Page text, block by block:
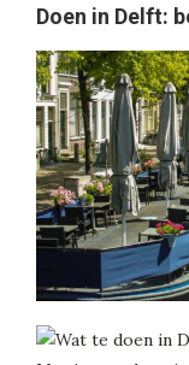
Doen in Delft: